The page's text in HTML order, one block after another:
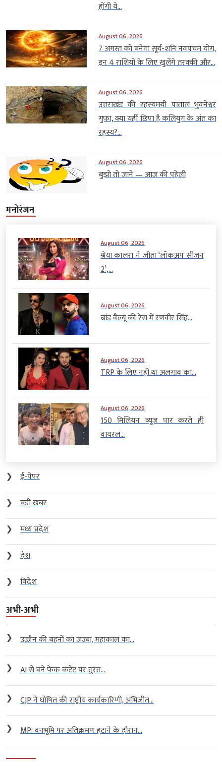
होंगी ये...
August 06, 2026
7 अगस्त को बनेगा सूर्य-शनि नवपंचम योग,
इन 4 राशियों के लिए खुलेंगे तरक्की और...
August 06, 2026
उत्तराखंड की रहस्यमयी पाताल भुवनेश्वर
गुफा, क्या यहीं छिपा है कलियुग के अंत का
रहस्य?...
August 06, 2026
बुझो तो जाने — आज की पहेली
मनोरंजन
August 06, 2026
श्रेया कालरा ने जीता ‘लॉकअप सीजन
2’,...
August 06, 2026
ब्रांड वैल्यू की रेस में रणवीर सिंह...
August 06, 2026
TRP के लिए नहीं था अलगाव का...
August 06, 2026
150 मिलियन व्यूज पार करते ही
वायरल...
❯
ई-पेपर
❯
बड़ी खबर
❯
मध्य प्रदेश
❯
देश
❯
विदेश
अभी-अभी
❯ उज्जैन की बहनों का जज्बा, महाकाल का...
❯ AI से बने फेक कंटेंट पर तुरंत...
❯ CJP ने घोषित की राष्ट्रीय कार्यकारिणी, अभिजीत...
❯ MP: वनभूमि पर अतिक्रमण हटाने के दौरान...